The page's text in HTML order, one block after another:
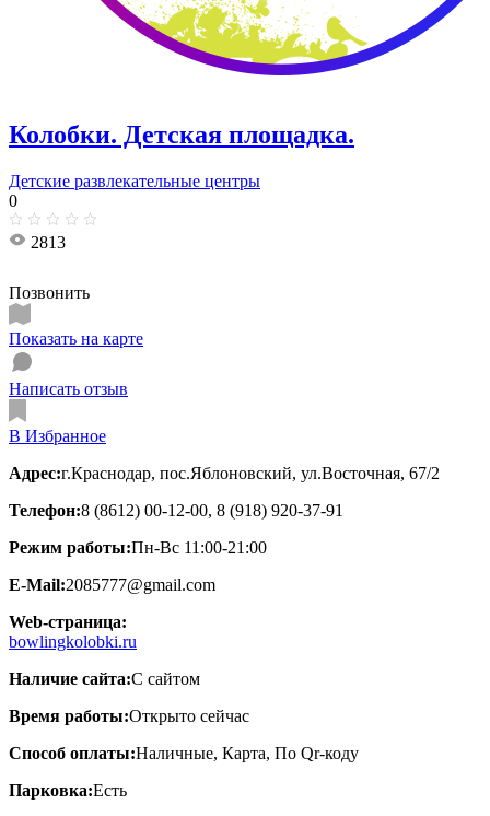
Колобки. Детская площадка.
Детские развлекательные центры
0
2813
Позвонить
Показать на карте
Написать отзыв
В Избранное
Адрес:г.Краснодар, пос.Яблоновский, ул.Восточная, 67/2
Телефон:8 (8612) 00-12-00, 8 (918) 920-37-91
Режим работы:Пн-Вс 11:00-21:00
E-Mail:2085777@gmail.com
Web-страница:
bowlingkolobki.ru
Наличие сайта:С сайтом
Время работы:Открыто сейчас
Способ оплаты:Наличные, Карта, По Qr-коду
Парковка:Есть